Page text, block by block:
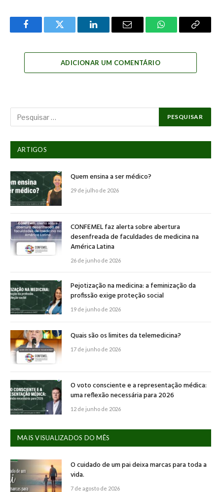
FacebookTwitter LinkedInEmail WhatsAppCopy
ADICIONAR UM COMENTÁRIO
ARTIGOS
Quem ensina a ser médico?
29 de julho de 2026
CONFEMEL faz alerta sobre abertura
desenfreada de faculdades de medicina na
América Latina
26 de junho de 2026
Pejotização na medicina: a feminização da
profissão exige proteção social
19 de junho de 2026
Quais são os limites da telemedicina?
17 de junho de 2026
O voto consciente e a representação médica:
uma reflexão necessária para 2026
12 de junho de 2026
MAIS VISUALIZADOS DO MÊS
O cuidado de um pai deixa marcas para toda a
vida.
7 de agosto de 2026